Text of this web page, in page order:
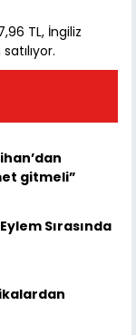
TL, İngiliz
gitmeli”
Sırasında